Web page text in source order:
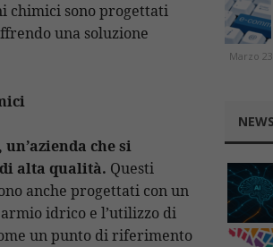
chimici sono progettati
una soluzione
che si
alta qualità. Questi
anche progettati con un
idrico e l’utilizzo di
un punto di riferimento
Marzo